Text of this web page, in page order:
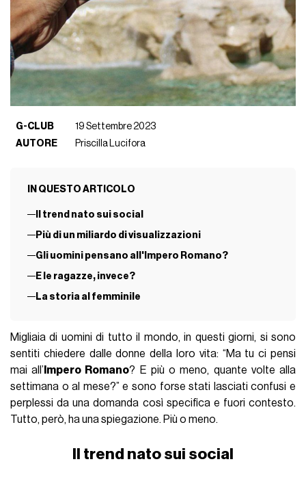
G-CLUB
19 Settembre 2023
AUTORE
Priscilla Lucifora
IN QUESTO ARTICOLO
Il trend nato sui social
Più di un miliardo di visualizzazioni
Gli uomini pensano all'Impero Romano?
E le ragazze, invece?
La storia al femminile
Migliaia di uomini di tutto il mondo, in questi giorni, si sono
sentiti chiedere dalle donne della loro vita: “Ma tu ci pensi
mai all’ Impero Romano? E più o meno, quante volte alla
settimana o al mese?” e sono forse stati lasciati confusi e
perplessi da una domanda così specifica e fuori contesto.
Tutto, però, ha una spiegazione. Più o meno.
Il trend nato sui social